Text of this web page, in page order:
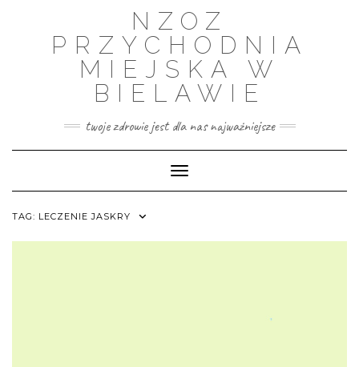
NZOZ
PRZYCHODNIA
MIEJSKA W
BIELAWIE
twoje zdrowie jest dla nas najważniejsze
Toggle Navigation
TAG: LECZENIE JASKRY